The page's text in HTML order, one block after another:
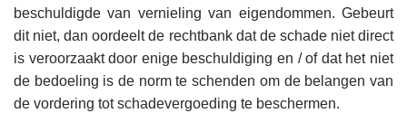
beschuldigde van vernieling van eigendommen. Gebeurt
dit niet, dan oordeelt de rechtbank dat de schade niet direct
is veroorzaakt door enige beschuldiging en / of dat het niet
de bedoeling is de norm te schenden om de belangen van
de vordering tot schadevergoeding te beschermen.